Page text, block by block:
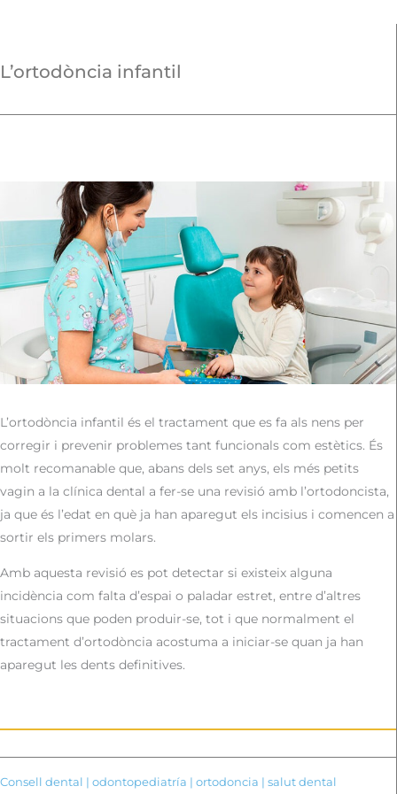
L’ortodòncia infantil
L’ortodòncia infantil és el tractament que es fa als nens per
corregir i prevenir problemes tant funcionals com estètics. És
molt recomanable que, abans dels set anys, els més petits
vagin a la clínica dental a fer-se una revisió amb l’ortodoncista,
ja que és l’edat en què ja han aparegut els incisius i comencen a
sortir els primers molars.
Amb aquesta revisió es pot detectar si existeix alguna
incidència com falta d’espai o paladar estret, entre d’altres
situacions que poden produir-se, tot i que normalment el
tractament d’ortodòncia acostuma a iniciar-se quan ja han
aparegut les dents definitives.
Consell dental | odontopediatría | ortodoncia | salut dental